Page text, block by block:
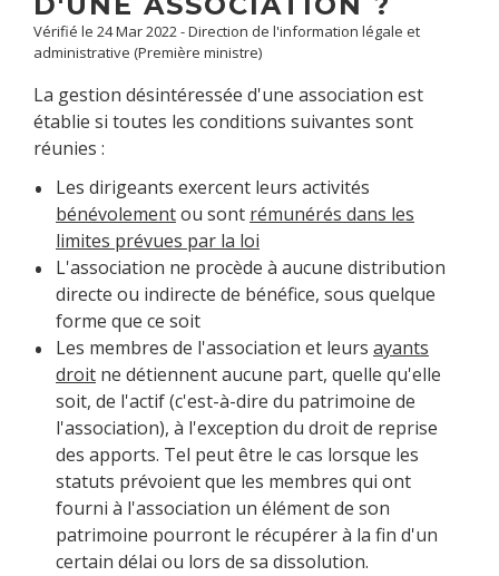
Vérifié le 24 Mar 2022 - Direction de l'information légale et
administrative (Première ministre)
La gestion désintéressée d'une association est
établie si toutes les conditions suivantes sont
réunies :
Les dirigeants exercent leurs activités
bénévolementou sont rémunérés dans les
limites prévues par la loi
L'association ne procède à aucune distribution
directe ou indirecte de bénéfice, sous quelque
forme que ce soit
Les membres de l'association et leurs ayants
droit ne détiennent aucune part, quelle qu'elle
soit, de l'actif (c'est-à-dire du patrimoine de
l'association), à l'exception du droit de reprise
des apports. Tel peut être le cas lorsque les
statuts prévoient que les membres qui ont
fourni à l'association un élément de son
patrimoine pourront le récupérer à la fin d'un
certain délai ou lors de sa dissolution.